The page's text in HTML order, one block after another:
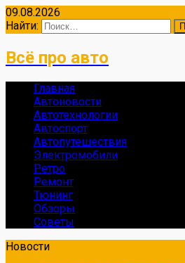
09.08.2026
Найти:
Всё про авто
Главная
Автоновости
Автотехнологии
Автоспорт
Автопутешествия
Электромобили
Ретро
Ремонт
Тюнинг
Обзоры
Советы
Новости